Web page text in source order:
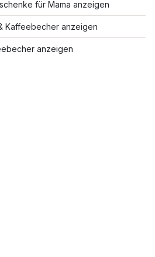
für Mama anzeigen
Kaffeebecher anzeigen
anzeigen